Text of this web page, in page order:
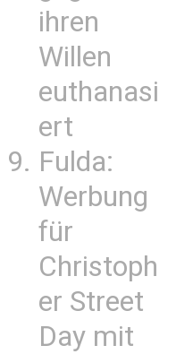
ihren
Willen
euthanasi
ert
Fulda:
Werbung
für
Christoph
er Street
Day mit